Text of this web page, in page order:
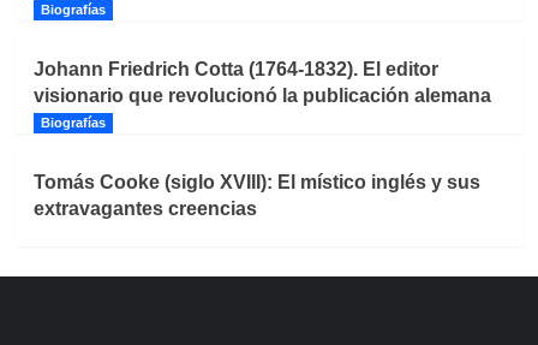
Biografías
Johann Friedrich Cotta (1764-1832). El editor
visionario que revolucionó la publicación alemana
Biografías
Tomás Cooke (siglo XVIII): El místico inglés y sus
extravagantes creencias